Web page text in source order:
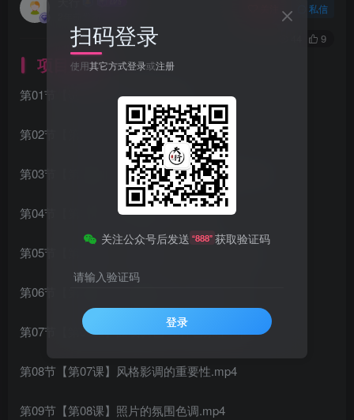
私信
9
项目介绍
第01节【试听课】课程介绍.mp4
第02节【第01课】基础修图工具mp4
第03节【第02课】图层与蒙版（核心功能）.mp4
第04节【第03课】精细选择工具.mp4
第05节【第04课】人体塑性（液化工具）.mp4
第06节【第05课】调色色彩的三大属性.mp4
第07节【第06课】曲线调色-互补色原理.mp4
第08节【第07课】风格影调的重要性.mp4
第09节【第08课】照片的氛围色调.mp4
扫码登录
使用其它方式登录或注册
关注公众号后发送 “888” 获取验证码
请输入验证码
登录